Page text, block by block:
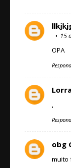
15
OPA
,
obg
muito